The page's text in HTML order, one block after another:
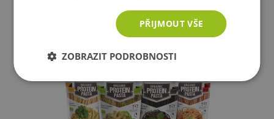
Doporučujeme vám podobné produkty
PŘIJMOUT VŠE
ZOBRAZIT PODROBNOSTI